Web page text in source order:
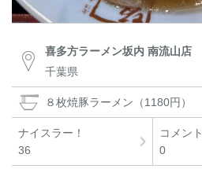
喜多方ラーメン坂内 南流山店
千葉県
８枚焼豚ラーメン（1180円）
ナイスラー！
36
コメント
0